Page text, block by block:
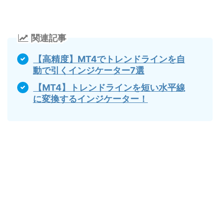
関連記事
【高精度】MT4でトレンドラインを自
動で引くインジケーター7選
【MT4】トレンドラインを短い水平線
に変換するインジケーター！